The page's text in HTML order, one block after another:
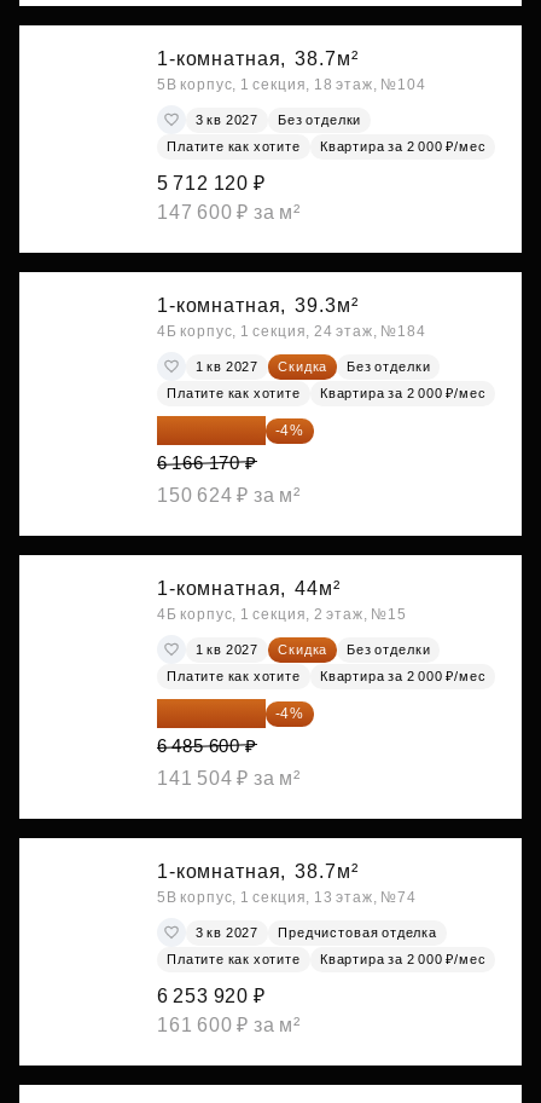
1-комнатная, 38.7м²
5В корпус, 1 секция, 18 этаж, №104
3 кв 2027
Без отделки
Платите как хотите
Квартира за 2 000 ₽/мес
5 712 120 ₽
147 600 ₽ за м²
1-комнатная, 39.3м²
4Б корпус, 1 секция, 24 этаж, №184
1 кв 2027 Скидка
Без отделки
Платите как хотите
Квартира за 2 000 ₽/мес
-4%
6 166 170 ₽
150 624 ₽ за м²
1-комнатная, 44м²
4Б корпус, 1 секция, 2 этаж, №15
1 кв 2027 Скидка
Без отделки
Платите как хотите
Квартира за 2 000 ₽/мес
-4%
6 485 600 ₽
141 504 ₽ за м²
1-комнатная, 38.7м²
5В корпус, 1 секция, 13 этаж, №74
3 кв 2027
Предчистовая отделка
Платите как хотите
Квартира за 2 000 ₽/мес
6 253 920 ₽
161 600 ₽ за м²